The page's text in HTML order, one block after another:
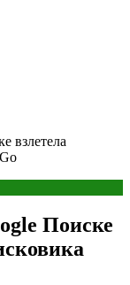
взлетела
Поиске